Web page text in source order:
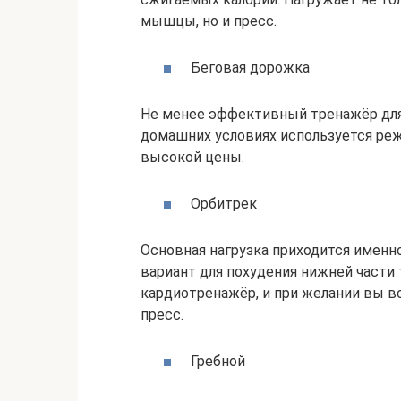
мышцы, но и пресс.
Беговая дорожка
Не менее эффективный тренажёр
домашних условиях используется
высокой цены.
Орбитрек
Основная нагрузка приходится
вариант для похудения нижней
кардиотренажёр, и при желании вы
пресс.
Гребной